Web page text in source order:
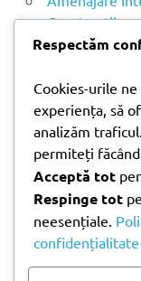
ă
Construcții
Noutăți
ARTICOLE
Parchet
Materiale
și când se folosesc
Ghid practic
pentru fiecare
Produse
Respectăm
Cookies-urile
experiența, să
analizăm
permiteți
Acceptă tot
Respinge tot
neesențiale.
confidențialitate